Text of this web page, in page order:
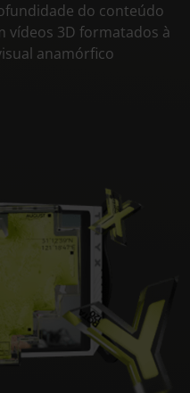
do conteúdo
vídeos 3D formatados à
anamórfico